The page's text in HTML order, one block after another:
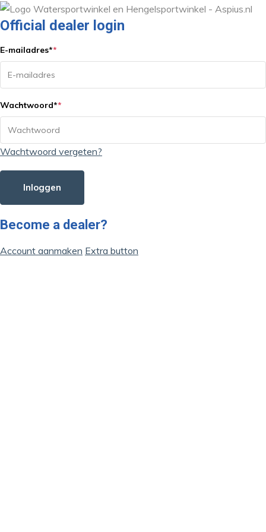
Official dealer login
E-mailadres**
Wachtwoord**
Wachtwoord vergeten?
Inloggen
Become a dealer?
Account aanmaken Extra button